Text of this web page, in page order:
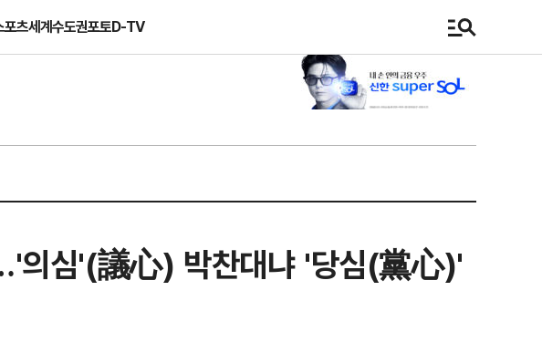
포츠세계수도권포토D-TV
의심'(議心) 박찬대냐 '당심(黨心)'